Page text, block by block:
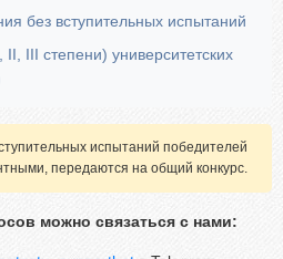
без вступительных испытаний
III степени) университетских
испытаний победителей
передаются на общий конкурс.
можно связаться с нами: